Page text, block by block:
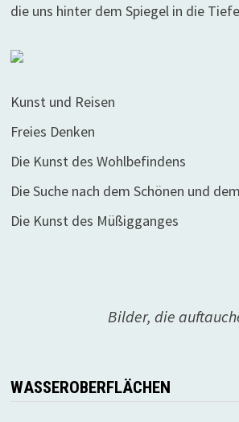
die uns hinter dem Spiegel in die
Kunst und Reisen
Freies Denken
Die Kunst des Wohlbefindens
Die Suche nach dem Schönen und
Die Kunst des Müßigganges
Bilder, die
WASSEROBERFLÄCHEN